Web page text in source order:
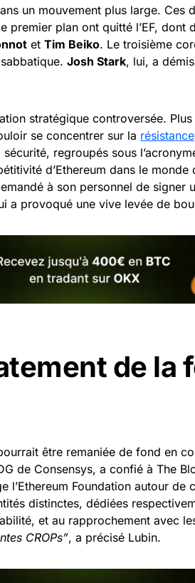
un mouvement plus large. Ces
premier plan ont quitté l’EF, dont
et Tim Beiko. Le troisième
Josh Stark, lui, a
stratégique controversée. Plus
se concentrer sur la résistance
regroupés sous
d’Ethereum dans le monde
à son personnel de signer
a provoqué une vive levée de
de la
être remaniée de fond en
de Consensys, a confié à The
l’Ethereum Foundation autour de
distinctes, dédiées
et au rapprochement avec
CROPs”, a précisé Lubin.